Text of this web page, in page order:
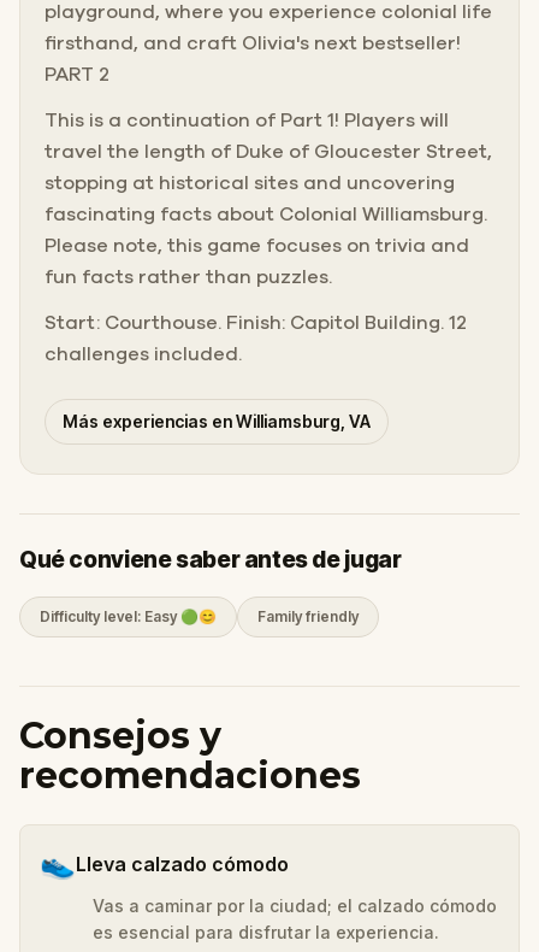
playground, where you experience colonial life
firsthand, and craft Olivia's next bestseller!
PART 2
This is a continuation of Part 1! Players will
travel the length of Duke of Gloucester Street,
stopping at historical sites and uncovering
fascinating facts about Colonial Williamsburg.
Please note, this game focuses on trivia and
fun facts rather than puzzles.
Start: Courthouse. Finish: Capitol Building. 12
challenges included.
Más experiencias en Williamsburg, VA
Qué conviene saber antes de jugar
Difficulty level: Easy 🟢😊 Family friendly
Consejos y
recomendaciones
👟Lleva calzado cómodo
Vas a caminar por la ciudad; el calzado cómodo
es esencial para disfrutar la experiencia.